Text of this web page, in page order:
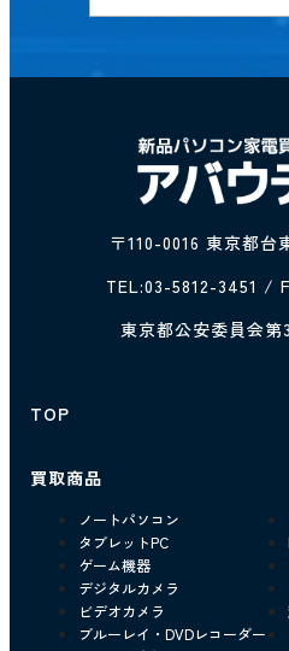
〒110-0016 東京都台
TEL:03-5812-3451 /
東京都公安委員会
TOP
買取商品
ノートパソコン
タブレットPC
ゲーム機器
デジタルカメラ
ビデオカメラ
ブルーレイ・DVDレコーダー